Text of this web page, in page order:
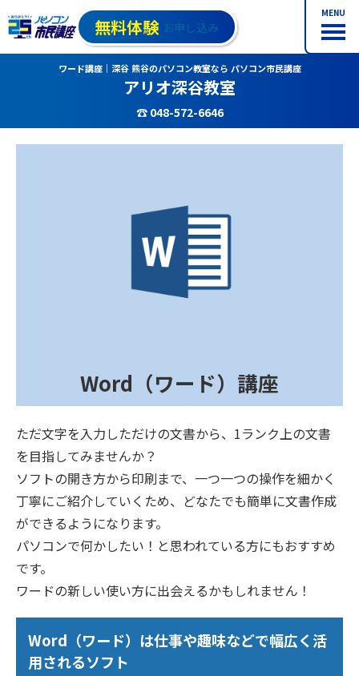
MENU
無料体験 お申し込み
ワード講座｜深谷 熊谷のパソコン教室なら パソコン市民講座
アリオ深谷教室
☎ 048-572-6646
Word（ワード）講座
ただ文字を入力しただけの文書から、1ランク上の文書
を目指してみませんか？
ソフトの開き方から印刷まで、一つ一つの操作を細かく
丁寧にご紹介していくため、どなたでも簡単に文書作成
ができるようになります。
パソコンで何かしたい！と思われている方にもおすすめ
です。
ワードの新しい使い方に出会えるかもしれません！
Word（ワード）は仕事や趣味などで幅広く活
用されるソフト